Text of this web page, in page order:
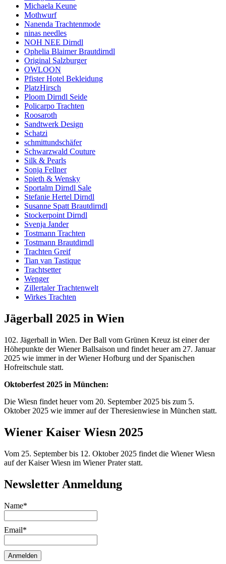
Michaela Keune
Mothwurf
Nanenda Trachtenmode
ninas needles
NOH NEE Dirndl
Ophelia Blaimer Brautdirndl
Original Salzburger
OWLOON
Pfister Hotel Bekleidung
PlatzHirsch
Ploom Dirndl Seide
Policarpo Trachten
Roosaroth
Sandtwerk Design
Schatzi
schmittundschäfer
Schwarzwald Couture
Silk & Pearls
Sonja Fellner
Spieth & Wensky
Sportalm Dirndl Sale
Stefanie Hertel Dirndl
Susanne Spatt Brautdirndl
Stockerpoint Dirndl
Svenja Jander
Tostmann Trachten
Tostmann Brautdirndl
Trachten Greif
Tian van Tastique
Trachtsetter
Wenger
Zillertaler Trachtenwelt
Wirkes Trachten
Jägerball 2025 in Wien
102. Jägerball in Wien. Der Ball vom Grünen Kreuz ist einer der
Höhepunkte der Wiener Ballsaison und findet heuer am 27. Januar
2025 wie immer in der Wiener Hofburg und der Spanischen
Hofreitschule statt.
Oktoberfest 2025 in München:
Die Wiesn findet heuer vom 20. September 2025 bis zum 5.
Oktober 2025 wie immer auf der Theresienwiese in München statt.
Wiener Kaiser Wiesn 2025
Vom 25. September bis 12. Oktober 2025 findet die Wiener Wiesn
auf der Kaiser Wiesn im Wiener Prater statt.
Newsletter Anmeldung
Name*
Email*